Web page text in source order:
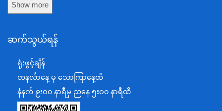
ကာကွယ်ရေးဝန်ကြီးဌာန
စီမံကိန်း၊ဘဏ္ဍာရေးနှင့်စက်မှုဝန်ကြီးဌာန
အပြည်ပြည်ဆိုင်ရာပူးပေါင်းဆောင်ရွက်ရေးဝန်ကြီးဌာန
ပြန်ကြားရေးဝန်ကြီးဌာန
သာသနာရေးနှင့် ယဉ်ကျေးမှုဝန်ကြီးဌာန
Show more
ဆက်သွယ်ရန်
ရုံးဖွင့်ချိန်
တနင်္လာနေ့ မှ သောကြာနေ့ထိ
နံနက် ၉းဝ၀ နာရီမှ ညနေ ၅းဝ၀ နာရီထိ